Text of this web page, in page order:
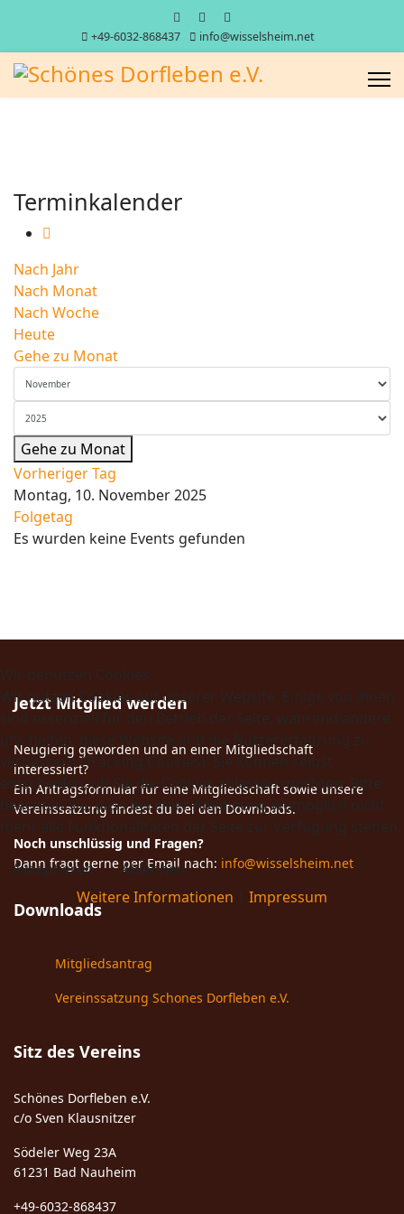
+49-6032-868437 info@wisselsheim.net
Terminkalender
Nach Jahr
Nach Monat
Nach Woche
Heute
Gehe zu Monat
Gehe zu Monat
Vorheriger Tag
Montag, 10. November 2025
Folgetag
Es wurden keine Events gefunden
Jetzt Mitglied werden
Neugierig geworden und an einer Mitgliedschaft
interessiert?
Ein Antragsformular für eine Mitgliedschaft sowie unsere
Vereinssatzung findest du bei den Downloads.
Noch unschlüssig und Fragen?
Dann fragt gerne per Email nach: info@wisselsheim.net
Downloads
Mitgliedsantrag
Vereinssatzung Schones Dorfleben e.V.
Sitz des Vereins
Schönes Dorfleben e.V.
c/o Sven Klausnitzer
Södeler Weg 23A
61231 Bad Nauheim
+49-6032-868437
Wir nutzen Cookies auf unserer Website. Einige von ihnen
sind essenziell für den Betrieb der Seite, während andere
uns helfen, diese Website und die Nutzererfahrung zu
verbessern (Tracking Cookies). Sie können selbst
entscheiden, ob Sie die Cookies zulassen möchten. Bitte
beachten Sie, dass bei einer Ablehnung womöglich nicht
Akzeptieren
Ablehnen
Weitere Informationen
Impressum